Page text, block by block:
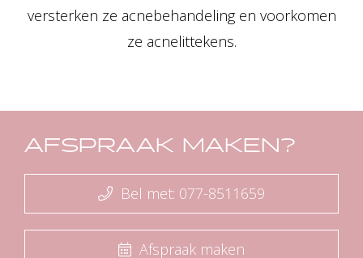
versterken ze acnebehandeling en voorkomen
ze acnelittekens.
AFSPRAAK MAKEN?
Bel met: 077-8511659
Afspraak maken